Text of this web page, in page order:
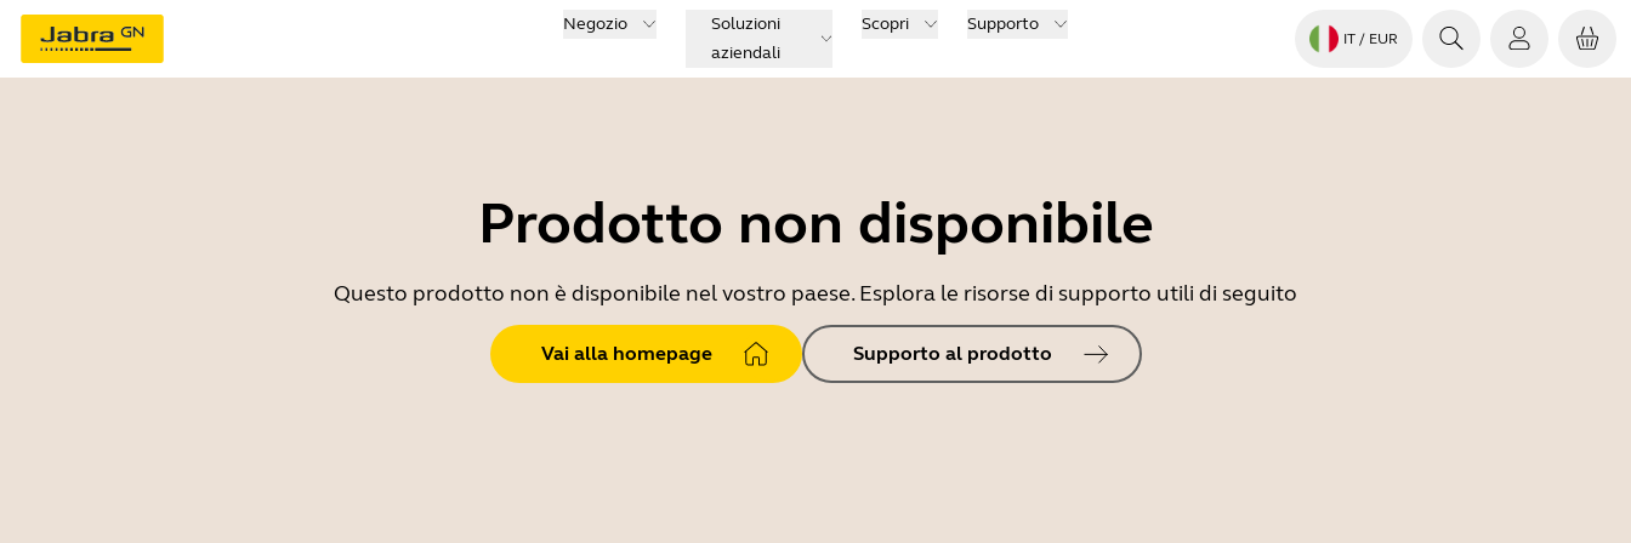
Negozio
Soluzioni
aziendali
Scopri Supporto
IT / EUR
Prodotto non disponibile
Questo prodotto non è disponibile nel vostro paese. Esplora le risorse di supporto utili di seguito
Vai alla homepage Supporto al prodotto